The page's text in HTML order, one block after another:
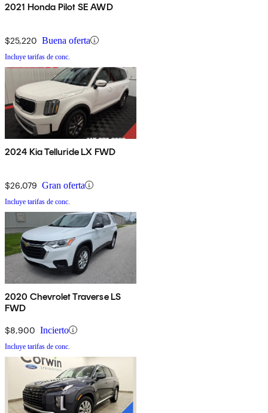
2021 Honda Pilot SE AWD
$25,220 Buena oferta
Incluye tarifas de conc.
2024 Kia Telluride LX FWD
$26,079 Gran oferta
Incluye tarifas de conc.
2020 Chevrolet Traverse LS
FWD
$8,900 Incierto
Incluye tarifas de conc.